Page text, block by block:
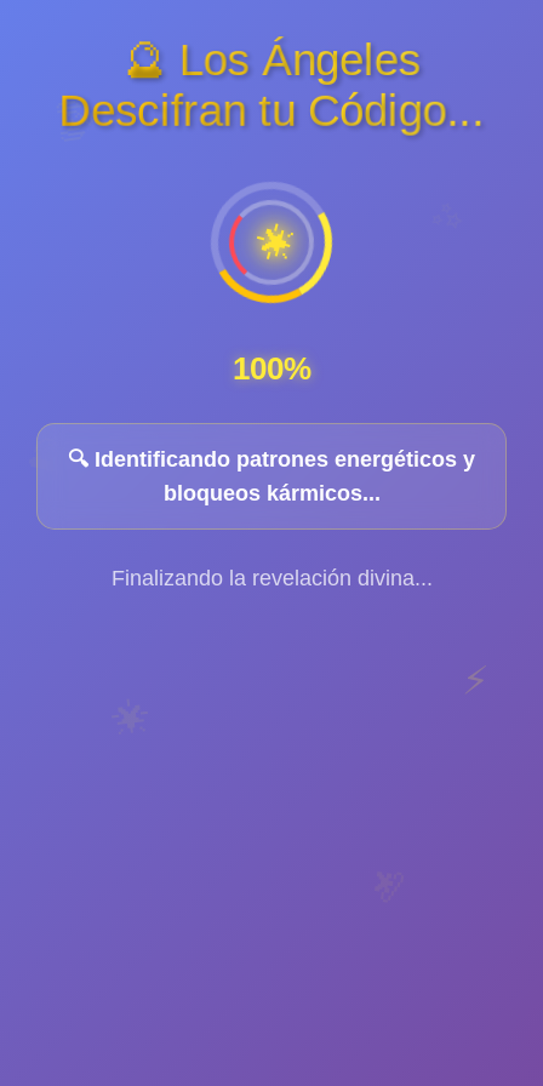
👼
🔮
⚡
🔮 Los Ángeles
Descifran tu Código...
🌟
100%
🔍 Identificando patrones energéticos y
bloqueos kármicos...
Finalizando la revelación divina...